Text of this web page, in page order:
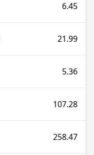
6.45
21.99
5.36
107.28
258.47